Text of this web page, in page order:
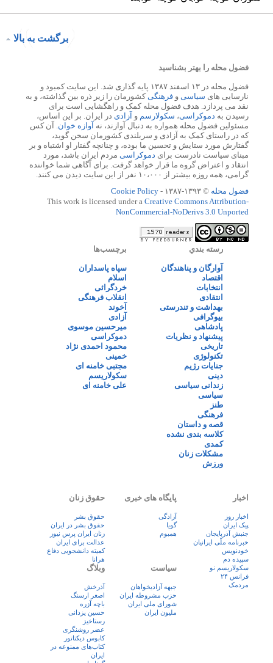
برگشت به بالا
فضول محله را بهتر بشناسید
فضول محله در ۱۳ اسفند ۱۳۸۷ پایه گذاری شد. این سایت کمبود و
نارسایی های سیاسی و فرهنگیکشورمان را زیر ذره بین گذاشته، و به
نقد می پردازد. هدف فضول محله کمک و راهگشایی است برای
رسیدن به دموکراسی، سکولارسم و آزادی در ایران. بر این اساس،
مسئولین فضول محله همواره به دنبال آوازند، نه آوازه خوان. آن کس
که در راستای کمک به آزادی و سربلندی کشورمان سخن گوید،
گفتارش مورد ستایش و تحسین ما بوده، و چنانچه گفتار او اشتباه و بر
مبنای سیاست نادرست برای دموکراسی مردم ایران باشد، مورد
انتقاد و اعتراض گروه ما قرار خواهد گرفت. برای آگاهی شما خواننده
گرامی، همه روزه بیشتر از ۱۰،۰۰۰ نفر از این سایت دیدن می کنند.
فضول محله © ۱۳۹۳-۱۳۸۷ -
Cookie Policy
This work is licensed under a Creative Commons Attribution-
NonCommercial-NoDerivs 3.0 Unported
رسته بندي
آوارگان و پناهندگان
اقتصاد
انتخابات
انتقادی
بهداشت و تندرستی
بیوگرافی
پادشاهی
پیشنهاد و نظریات
تاریخی
تکنولوژی
جنایات رژیم
دینی
زندانی سیاسی
سیاسی
طنز
فرهنگی
قصه و داستان
کلاسه بندی نشده
کمدی
مشکلات زنان
ورزش
برچسب‌ها
سپاه پاسداران
اسلام
خردگرائی
انقلاب فرهنگی
آخوند
آزادی
میرحسین موسوی
دموکراسی
محمود احمدی نژاد
خمینی
مجتبی خامنه ای
سکولاریسم
علی خامنه ای
اخبار
اخبار روز
پيک ايران
جنبش آذربایجان
خبرنامه ملّی ایرانیان
خودنویس
سپیده دم
سکولاریسم نو
فرانس ۲۴
مردمک
پایگاه های خبری
آزادگی
گویا
همبوم
حقوق زنان
حقوق بشر
حقوق بشر در ایران
زنان ايران پرس نيوز
عدالت برای ایران
کمیته دانشجویی دفاع
هرانا
سیاست
جبهه آزادیخواهان
حزب مشروطه ایران
شورای ملی ایران
ملیون ایران
وبلاگ
آذرخش
اصغر ارسنگ
باچه آزره
حسین یزدانی
رستاخیز
عضر روشنگری
کابوس دیکتاتور
کتاب‌های ممنوعه در
ایران